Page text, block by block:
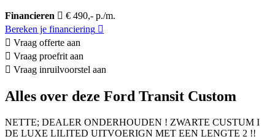
Financieren
€ 490,- p./m.
Bereken je financiering
Vraag offerte aan
Vraag proefrit aan
Vraag inruilvoorstel aan
Alles over deze Ford Transit Custom
NETTE; DEALER ONDERHOUDEN ! ZWARTE CUSTUM I
DE LUXE LILITED UITVOERIGN MET EEN LENGTE 2 !!